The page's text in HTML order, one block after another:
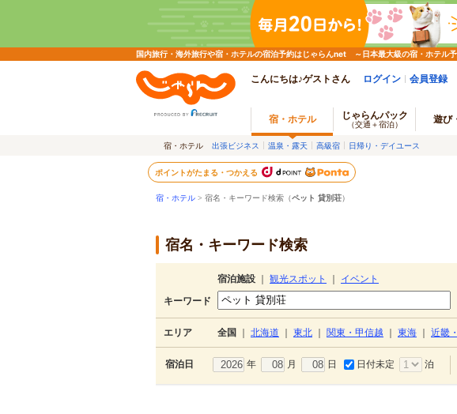
国内旅行・海外旅行や宿・ホテルの宿泊予約はじゃらんnet ～日本最大級の宿・ホテル
こんにちは♪ゲストさん ログイン 会員登録
宿・ホテル じゃらんパック
（交通＋宿泊） 遊び
宿・ホテル 出張ビジネス 温泉・露天 高級宿 日帰り・デイユース
ポイントがたまる・つかえる
宿・ホテル > 宿名・キーワード検索（ペット 貸別荘）
宿名・キーワード検索
宿泊施設 観光スポット
イベント
キーワード
エリア 全国 北海道 東北 関東・甲信越 東海 近畿
宿泊日 年 月 日 日付未定 泊